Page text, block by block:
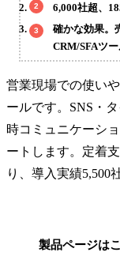
6,000社超、
確かな効果。
CRM/SFAツ
営業現場での使い
ールです。SNS・
時コミュニケーシ
ートします。定着
り、導入実績5,500
製品ページは